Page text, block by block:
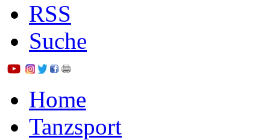
RSS
Suche
Home
Tanzsport